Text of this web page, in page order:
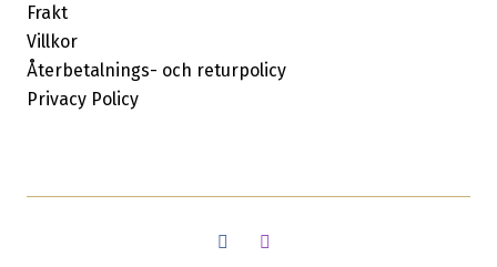
Frakt
Villkor
Återbetalnings- och returpolicy
Privacy Policy
FacebookInstagram